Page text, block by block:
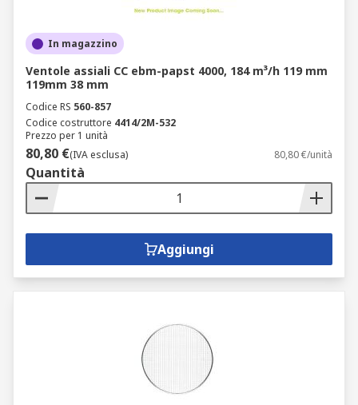
In magazzino
Ventole assiali CC ebm-papst 4000, 184 m³/h 119 mm
119mm 38 mm
Codice RS 560-857
Codice costruttore 4414/2M-532
Prezzo per 1 unità
80,80 €(IVA esclusa) 80,80 €/unità
Quantità
Aggiungi